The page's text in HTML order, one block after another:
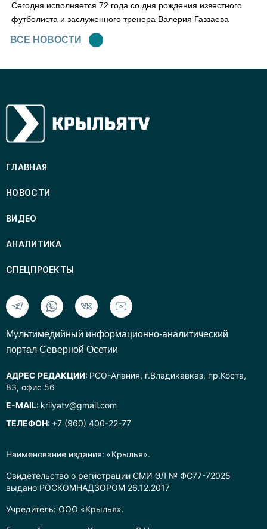
Сегодня исполняется 72 года со дня рождения известного
футболиста и заслуженного тренера Валерия Газзаева
ВСЕ НОВОСТИ
Наименование издания: «Крылья».
Свидетельство о регистрации СМИ ЭЛ № ФС77-72025
выдано РОСКОМНАДЗОРОМ 26.12.2017
Учредитель: ООО «Крылья».
ГЛАВНАЯ
НОВОСТИ
ВИДЕО
АНАЛИТИКА
СПЕЦПРОЕКТЫ
Mультимедийный информационно-аналитический
портал Северной Осетии
АДРЕС РЕДАКЦИИ: РСО-Алания, г.Владикавказ, пр.Коста,
83, офис 56
E-MAIL: krilyatv@gmail.com
ТЕЛЕФОН: +7 (960) 400-22-77